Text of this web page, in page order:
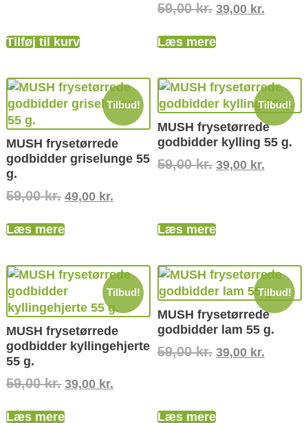
Tilføj til kurv
59,00kr. 39,00 kr.
Læs mere
Tilbud!
MUSH frysetørrede
godbidder griselunge 55
g.
59,00kr. 49,00 kr.
Læs mere
Tilbud!
MUSH frysetørrede
godbidder kylling 55 g.
59,00kr. 39,00 kr.
Læs mere
Tilbud!
MUSH frysetørrede
godbidder kyllingehjerte
55 g.
59,00kr. 39,00 kr.
Læs mere
Tilbud!
MUSH frysetørrede
godbidder lam 55 g.
59,00kr. 39,00 kr.
Læs mere